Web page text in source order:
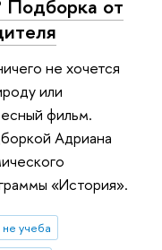
Подборка от
не хочется
или
фильм.
Адриана
«История».
не учеба